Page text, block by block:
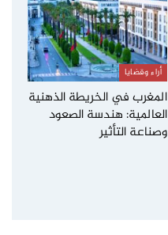
أراء وقضايا
المغرب في الخريطة الذهنية
العالمية: هندسة الصعود
وصناعة التأثير